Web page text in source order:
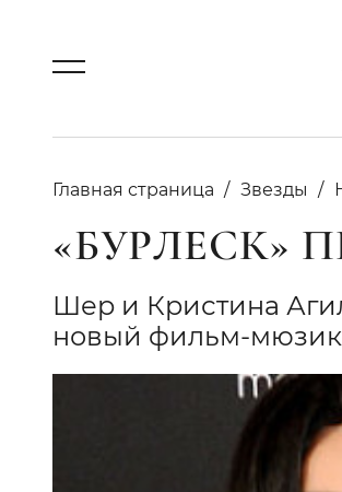
Главная страница Звезды
«БУРЛЕСК»
Шер и Кристина
новый фильм-